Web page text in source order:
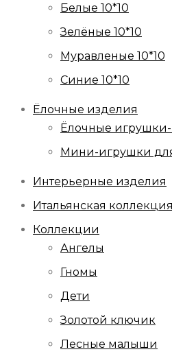
Белые 10*10
Зелёные 10*10
Муравленые 10*10
Синие 10*10
Ёлочные изделия
Ёлочные
Мини-игрушки
Интерьерные изделия
Итальянская коллекция
Коллекции
Ангелы
Гномы
Дети
Золотой ключик
Лесные малыши